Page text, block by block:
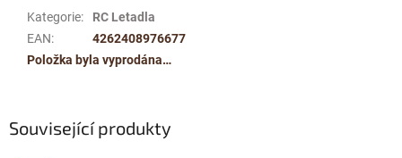
Související produkty
Kategorie:
RC Letadla
EAN:
4262408976677
Položka byla vyprodána…